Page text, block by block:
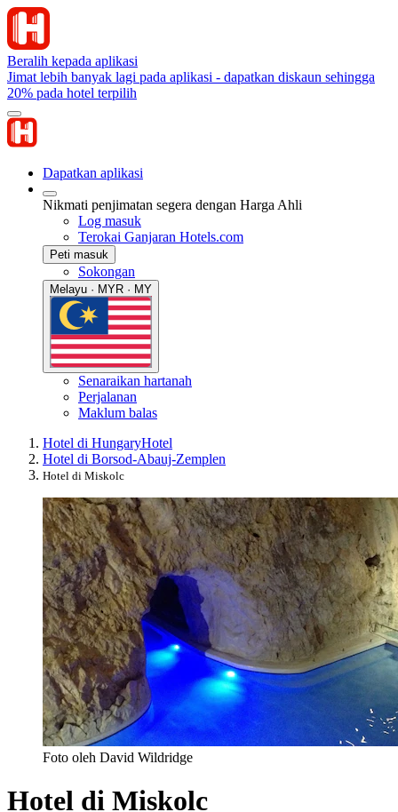
Beralih kepada aplikasi
Jimat lebih banyak lagi pada aplikasi - dapatkan diskaun sehingga
20% pada hotel terpilih
Dapatkan aplikasi
Nikmati penjimatan segera dengan Harga Ahli
Log masuk
Terokai Ganjaran Hotels.com
Peti masuk
Sokongan
Melayu · MYR · MY
Senaraikan hartanah
Perjalanan
Maklum balas
Hotel di HungaryHotel
Hotel di Borsod-Abauj-Zemplen
Hotel di Miskolc
Foto oleh David Wildridge
Hotel di Miskolc